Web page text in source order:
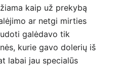
kaip už prekybą
ar netgi mirties
galėdavo tik
kurie gavo dolerių iš
labai jau specialūs